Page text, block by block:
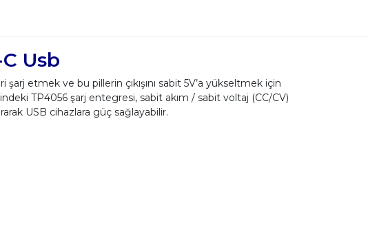
Usb
etmek ve bu pillerin çıkışını sabit 5V’a yükseltmek için
TP4056 şarj entegresi, sabit akım / sabit voltaj (CC/CV)
USB cihazlara güç sağlayabilir.